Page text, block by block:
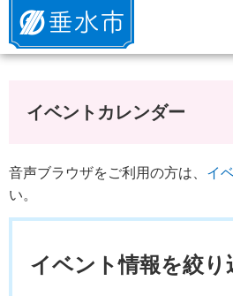
垂水市
イベントカレンダー
音声ブラウザをご利用の方は、 イ
い。
イベント情報を絞り